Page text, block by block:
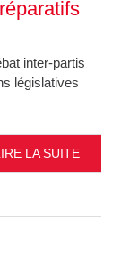
inter-partis
législatives
LA SUITE